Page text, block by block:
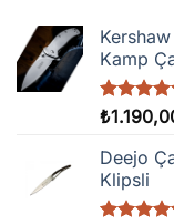
Kamp
5
oy
aldı
₺
Deejo
Klipsli